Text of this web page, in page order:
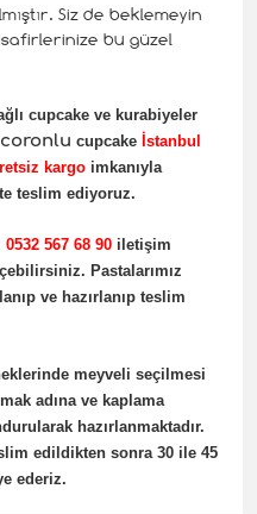
Siz de beklemeyin
bu güzel
cupcake ve kurabiyeler
cupcake İstanbul
kargo imkanıyla
teslim ediyoruz.
0532 567 68 90 iletişim
Pastalarımız
ve hazırlanıp teslim
meyveli seçilmesi
adına ve kaplama
hazırlanmaktadır.
edildikten sonra 30 ile 45
ederiz.